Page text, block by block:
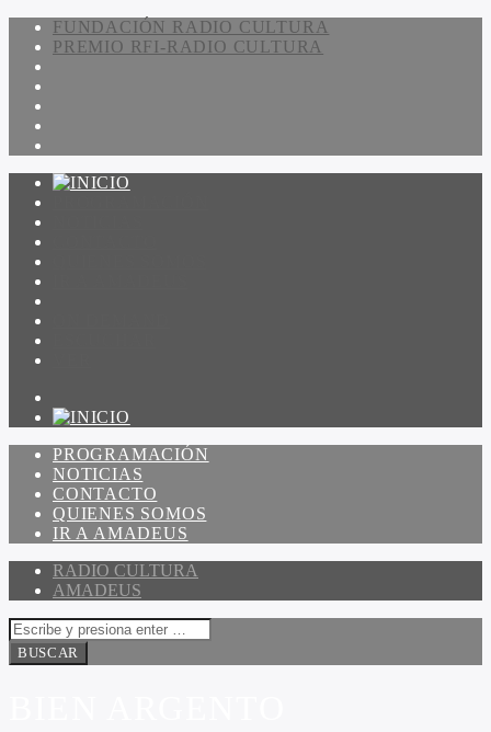
FUNDACIÓN RADIO CULTURA
PREMIO RFI-RADIO CULTURA
PROGRAMACIÓN
NOTICIAS
CONTACTO
QUIENES SOMOS
IR A AMADEUS
RADIO CULTURA
AMADEUS